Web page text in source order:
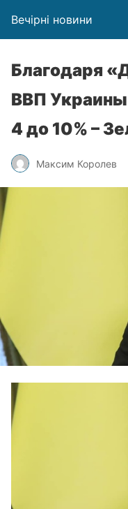
Вечірні новини
Благодаря
ВВП
4 до 10% –
Максим Королев